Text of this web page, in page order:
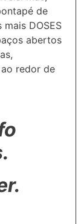
de
DOSES
abertos
redor de